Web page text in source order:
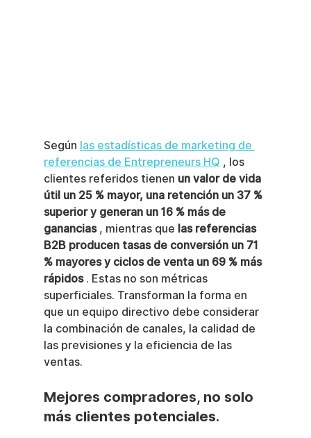
Según las estadísticas de marketing de
referencias de Entrepreneurs HQ , los
clientes referidos tienen un valor de vida
útil un 25 % mayor, una retención un 37 %
superior y generan un 16 % más de
ganancias , mientras que las referencias
B2B producen tasas de conversión un 71
% mayores y ciclos de venta un 69 % más
rápidos . Estas no son métricas
superficiales. Transforman la forma en
que un equipo directivo debe considerar
la combinación de canales, la calidad de
las previsiones y la eficiencia de las
ventas.
Mejores compradores, no solo
más clientes potenciales.